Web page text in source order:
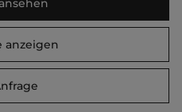
anzeigen